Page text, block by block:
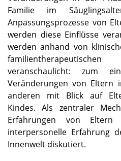
Familie im
Anpassungsprozesse von
werden diese Einflüsse
werden anhand von
veranschaulicht: zum
Veränderungen von Eltern
anderen mit Blick auf
Kindes. Als zentraler
Erfahrungen von
interpersonelle Erfahrung
Innenwelt diskutiert.